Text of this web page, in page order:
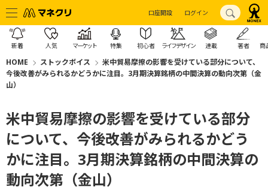
口座開設 ログイン
新着 人気 マーケット 特集 初心者 ライフデザイン 連載 著者 商
HOME ストックボイス
米中貿易摩擦の影響を受けている部分について、
今後改善がみられるかどうかに注目。3月期決算銘柄の中間決算の動向次第（金
山）
米中貿易摩擦の影響を受けている部分
について、今後改善がみられるかどう
かに注目。3月期決算銘柄の中間決算の
動向次第（金山）